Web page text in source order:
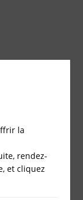
la
rendez-
et cliquez